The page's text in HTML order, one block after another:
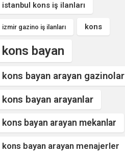
istanbul kons iş ilanları
izmir gazino iş ilanları kons
kons bayan
kons bayan arayan gazinolar
kons bayan arayanlar
kons bayan arayan mekanlar
kons bayan arayan menajerler